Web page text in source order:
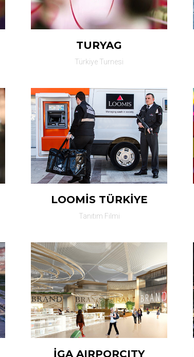
TURYAG
Türkiye Turnesi
LOOMİS TÜRKİYE
Tanıtım Filmi
İGA AIRPORCITY